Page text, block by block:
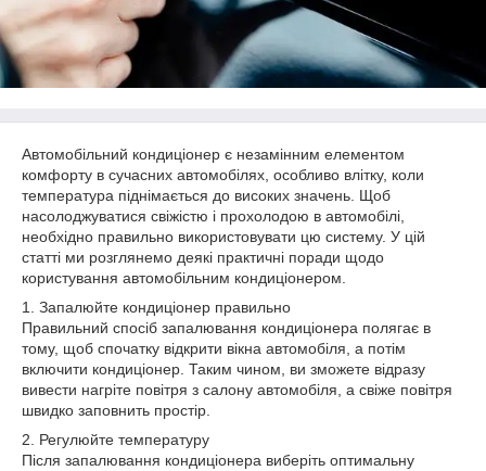
Автомобільний кондиціонер є незамінним елементом
комфорту в сучасних автомобілях, особливо влітку, коли
температура піднімається до високих значень. Щоб
насолоджуватися свіжістю і прохолодою в автомобілі,
необхідно правильно використовувати цю систему. У цій
статті ми розглянемо деякі практичні поради щодо
користування автомобільним кондиціонером.
1. Запалюйте кондиціонер правильно
Правильний спосіб запалювання кондиціонера полягає в
тому, щоб спочатку відкрити вікна автомобіля, а потім
включити кондиціонер. Таким чином, ви зможете відразу
вивести нагріте повітря з салону автомобіля, а свіже повітря
швидко заповнить простір.
2. Регулюйте температуру
Після запалювання кондиціонера виберіть оптимальну